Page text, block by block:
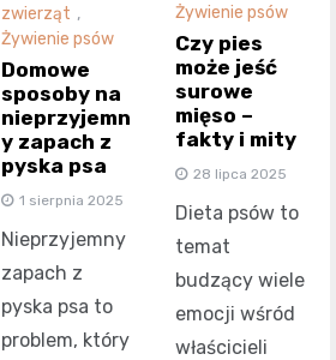
zwierząt ,
Żywienie psów
Domowe
sposoby na
nieprzyjemn
y zapach z
pyska psa
1 sierpnia 2025
Nieprzyjemny
zapach z
pyska psa to
problem, który
Żywienie psów
Czy pies
może jeść
surowe
mięso –
fakty i mity
28 lipca 2025
Dieta psów to
temat
budzący wiele
emocji wśród
właścicieli